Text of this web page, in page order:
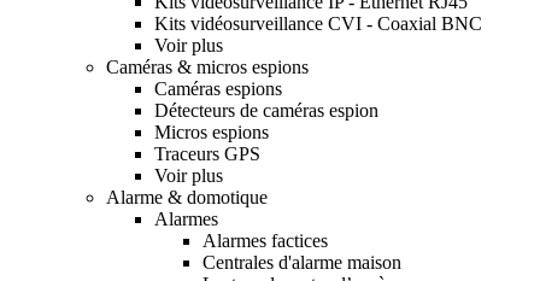
Kits vidéosurveillance CVI - Coaxial BNC
Voir plus
Caméras & micros espions
Caméras espions
Détecteurs de caméras espion
Micros espions
Traceurs GPS
Voir plus
Alarme & domotique
Alarmes
Alarmes factices
Centrales d'alarme maison